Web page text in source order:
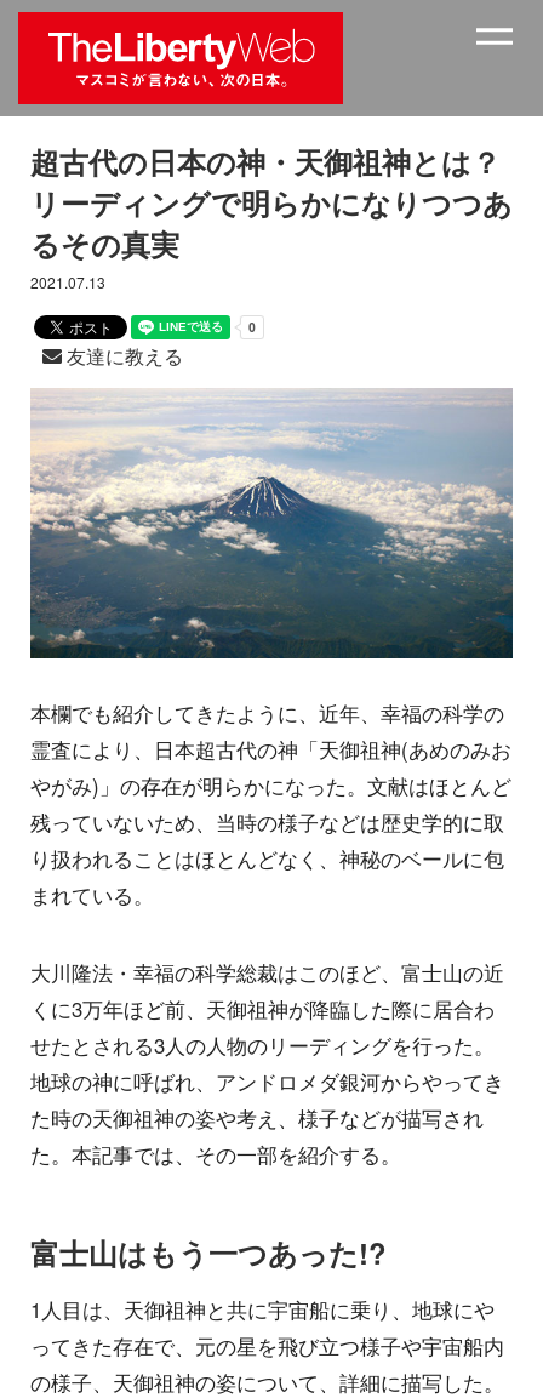
超古代の日本の神・天御祖神とは？
リーディングで明らかになりつつあ
るその真実
2021.07.13
友達に教える
本欄でも紹介してきたように、近年、幸福の科学の
霊査により、日本超古代の神「天御祖神(あめのみお
やがみ)」の存在が明らかになった。文献はほとんど
残っていないため、当時の様子などは歴史学的に取
り扱われることはほとんどなく、神秘のベールに包
まれている。
大川隆法・幸福の科学総裁はこのほど、富士山の近
くに3万年ほど前、天御祖神が降臨した際に居合わ
せたとされる3人の人物のリーディングを行った。
地球の神に呼ばれ、アンドロメダ銀河からやってき
た時の天御祖神の姿や考え、様子などが描写され
た。本記事では、その一部を紹介する。
富士山はもう一つあった!?
1人目は、天御祖神と共に宇宙船に乗り、地球にや
ってきた存在で、元の星を飛び立つ様子や宇宙船内
の様子、天御祖神の姿について、詳細に描写した。